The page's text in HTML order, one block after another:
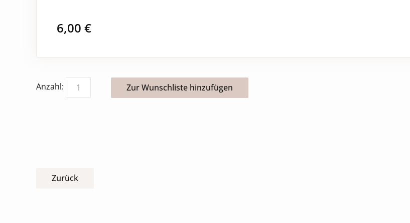
6,00 €
Anzahl:
Zurück